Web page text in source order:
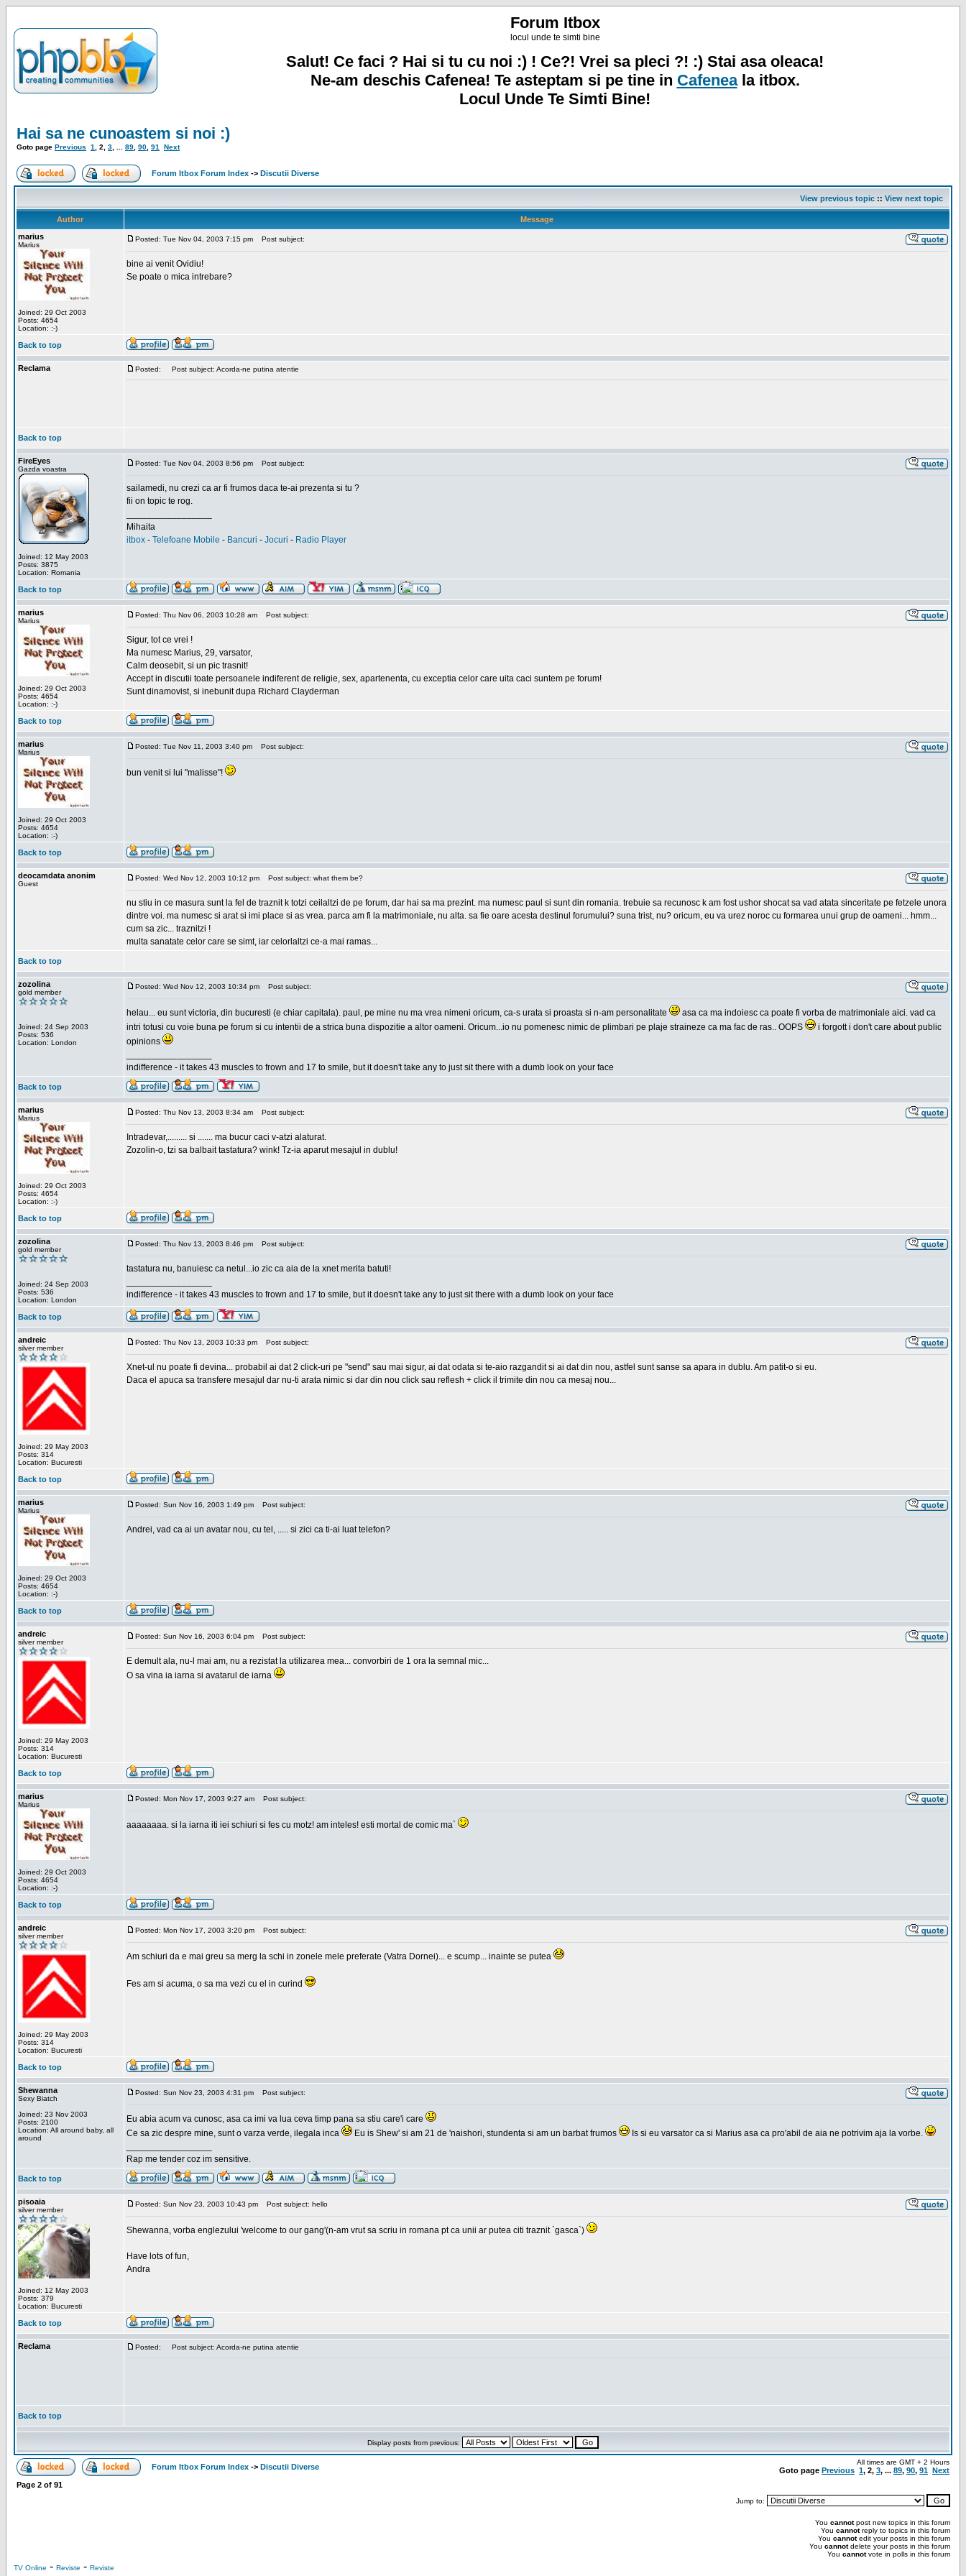
Forum Itbox
locul unde te simti bine
Salut! Ce faci ? Hai si tu cu noi :) ! Ce?! Vrei sa pleci ?! :) Stai asa oleaca!
Ne-am deschis Cafenea! Te asteptam si pe tine in Cafeneala itbox.
Locul Unde Te Simti Bine!
Hai sa ne cunoastem si noi :)
Goto page Previous 1 2 3 89 90 91 Next
Forum Itbox Forum Index -> Discutii Diverse
View previous topic :: View next topic
Author
Message
marius
Marius
Joined: 29 Oct 2003
Posts: 4654
Location: :-)
Posted: Tue Nov 04, 2003 7:15 pm Post subject:
bine ai venit Ovidiu!
Se poate o mica intrebare?
Back to top
Reclama Posted: Post subject: Acorda-ne putina atentie
Back to top
FireEyes
Gazda voastra
Joined: 12 May 2003
Posts: 3875
Location: Romania
Posted: Tue Nov 04, 2003 8:56 pm Post subject:
sailamedi, nu crezi ca ar fi frumos daca te-ai prezenta si tu ?
fii on topic te rog.
Mihaita
itbox - Telefoane Mobile - Bancuri - Jocuri - Radio Player
Back to top
marius
Marius
Joined: 29 Oct 2003
Posts: 4654
Location: :-)
Posted: Thu Nov 06, 2003 10:28 am Post subject:
Sigur, tot ce vrei !
Ma numesc Marius, 29, varsator,
Calm deosebit, si un pic trasnit!
Accept in discutii toate persoanele indiferent de religie, sex, apartenenta, cu exceptia celor care uita caci suntem pe forum!
Sunt dinamovist, si inebunit dupa Richard Clayderman
Back to top
marius
Marius
Joined: 29 Oct 2003
Posts: 4654
Location: :-)
Posted: Tue Nov 11, 2003 3:40 pm Post subject:
bun venit si lui "malisse"!
Back to top
deocamdata anonim
Guest
Posted: Wed Nov 12, 2003 10:12 pm Post subject: what them be?
nu stiu in ce masura sunt la fel de traznit k totzi ceilaltzi de pe forum, dar hai sa ma prezint. ma numesc paul si sunt din romania. trebuie sa recunosc k am fost ushor shocat sa vad atata sinceritate pe fetzele unora
dintre voi. ma numesc si arat si imi place si as vrea. parca am fi la matrimoniale, nu alta. sa fie oare acesta destinul forumului? suna trist, nu? oricum, eu va urez noroc cu formarea unui grup de oameni... hmm...
cum sa zic... traznitzi !
multa sanatate celor care se simt, iar celorlaltzi ce-a mai ramas...
Back to top
zozolina
gold member
Joined: 24 Sep 2003
Posts: 536
Location: London
Posted: Wed Nov 12, 2003 10:34 pm Post subject:
helau... eu sunt victoria, din bucuresti (e chiar capitala). paul, pe mine nu ma vrea nimeni oricum, ca-s urata si proasta si n-am personalitate
asa ca ma indoiesc ca poate fi vorba de matrimoniale aici. vad ca
intri totusi cu voie buna pe forum si cu intentii de a strica buna dispozitie a altor oameni. Oricum...io nu pomenesc nimic de plimbari pe plaje straineze ca ma fac de ras.. OOPS
i forgott i don't care about public
opinions
indifference - it takes 43 muscles to frown and 17 to smile, but it doesn't take any to just sit there with a dumb look on your face
Back to top
marius
Marius
Joined: 29 Oct 2003
Posts: 4654
Location: :-)
Posted: Thu Nov 13, 2003 8:34 am Post subject:
Intradevar,......... si ....... ma bucur caci v-atzi alaturat.
Zozolin-o, tzi sa balbait tastatura? wink! Tz-ia aparut mesajul in dublu!
Back to top
zozolina
gold member
Joined: 24 Sep 2003
Posts: 536
Location: London
Posted: Thu Nov 13, 2003 8:46 pm Post subject:
tastatura nu, banuiesc ca netul...io zic ca aia de la xnet merita batuti!
indifference - it takes 43 muscles to frown and 17 to smile, but it doesn't take any to just sit there with a dumb look on your face
Back to top
andreic
silver member
Joined: 29 May 2003
Posts: 314
Location: Bucuresti
Posted: Thu Nov 13, 2003 10:33 pm Post subject:
Xnet-ul nu poate fi devina... probabil ai dat 2 click-uri pe "send" sau mai sigur, ai dat odata si te-aio razgandit si ai dat din nou, astfel sunt sanse sa apara in dublu. Am patit-o si eu.
Daca el apuca sa transfere mesajul dar nu-ti arata nimic si dar din nou click sau reflesh + click il trimite din nou ca mesaj nou...
Back to top
marius
Marius
Joined: 29 Oct 2003
Posts: 4654
Location: :-)
Posted: Sun Nov 16, 2003 1:49 pm Post subject:
Andrei, vad ca ai un avatar nou, cu tel, ..... si zici ca ti-ai luat telefon?
Back to top
andreic
silver member
Joined: 29 May 2003
Posts: 314
Location: Bucuresti
Posted: Sun Nov 16, 2003 6:04 pm Post subject:
E demult ala, nu-l mai am, nu a rezistat la utilizarea mea... convorbiri de 1 ora la semnal mic...
O sa vina ia iarna si avatarul de iarna
Back to top
marius
Marius
Joined: 29 Oct 2003
Posts: 4654
Location: :-)
Posted: Mon Nov 17, 2003 9:27 am Post subject:
aaaaaaaa. si la iarna iti iei schiuri si fes cu motz! am inteles! esti mortal de comic ma`
Back to top
andreic
silver member
Joined: 29 May 2003
Posts: 314
Location: Bucuresti
Posted: Mon Nov 17, 2003 3:20 pm Post subject:
Am schiuri da e mai greu sa merg la schi in zonele mele preferate (Vatra Dornei)... e scump... inainte se putea
Fes am si acuma, o sa ma vezi cu el in curind
Back to top
Shewanna
Sexy Biatch
Joined: 23 Nov 2003
Posts: 2100
Location: All around baby, all
around
Posted: Sun Nov 23, 2003 4:31 pm Post subject:
Eu abia acum va cunosc, asa ca imi va lua ceva timp pana sa stiu care'i care
Ce sa zic despre mine, sunt o varza verde, ilegala inca
Eu is Shew' si am 21 de 'naishori, stundenta si am un barbat frumos
Is si eu varsator ca si Marius asa ca pro'abil de aia ne potrivim aja la vorbe.
Rap me tender coz im sensitive.
Back to top
pisoaia
silver member
Joined: 12 May 2003
Posts: 379
Location: Bucuresti
Posted: Sun Nov 23, 2003 10:43 pm Post subject: hello
Shewanna, vorba englezului 'welcome to our gang'(n-am vrut sa scriu in romana pt ca unii ar putea citi traznit `gasca`)
Have lots of fun,
Andra
Back to top
Reclama Posted: Post subject: Acorda-ne putina atentie
Back to top
Display posts from previous:
Forum Itbox Forum Index -> Discutii Diverse
All times are GMT + 2 Hours
Goto page Previous 1, 2, 3, ... 89, 90, 91 Next
Page 2 of 91
Jump to:
You cannotpost new topics in this forum
You cannotreply to topics in this forum
You cannotedit your posts in this forum
You cannotdelete your posts in this forum
You cannotvote in polls in this forum
TV Online - Reviste - Reviste